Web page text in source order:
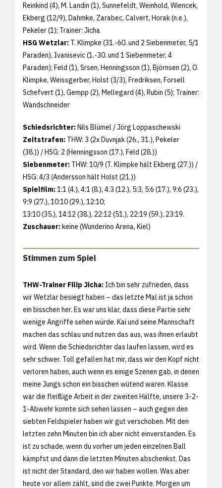
Reinkind (4), M. Landin (1), Sunnefeldt, Weinhold, Wiencek,
Ekberg (12/9), Dahmke, Zarabec, Calvert, Horak (n.e.),
Pekeler (1); Trainer: Jicha
HSG Wetzlar: T. Klimpke (31.-60. und 2 Siebenmeter, 5/1
Paraden), Ivanisevic (1.-30. und 1 Siebenmeter, 4
Paraden); Feld (1), Srsen, Henningsson (1), Björnsen (2), O.
Klimpke, Weissgerber, Holst (3/3), Fredriksen, Forsell
Schefvert (1), Gempp (2), Mellegard (4), Rubin (5); Trainer:
Wandschneider
Schiedsrichter:Nils Blümel / Jörg Loppaschewski
Zeitstrafen: THW: 3 (2x Duvnjak (26., 31.), Pekeler
(38.)) / HSG: 2 (Henningsson (17.), Feld (28.))
Siebenmeter: THW: 10/9 (T. Klimpke hält Ekberg (27.)) /
HSG: 4/3 (Andersson hält Holst (21.))
Spielfilm:1:1 (4.), 4:1 (8.), 4:3 (12.), 5:3, 5:6 (17.), 9:6 (23.),
9:9 (27.), 10:10 (29.), 12:10;
13:10 (35.), 14:12 (38.), 22:12 (51.), 22:19 (59.), 23:19.
Zuschauer:keine (Wunderino Arena, Kiel)
Stimmen zum Spiel
THW-Trainer Filip Jicha: Ich bin sehr zufrieden, dass
wir Wetzlar besiegt haben – das letzte Mal ist ja schon
ein bisschen her. Es war uns klar, dass diese Partie sehr
wenige Angriffe sehen würde. Kai und seine Mannschaft
machen das schlau und nutzen das aus, was ihnen erlaubt
wird. Wenn die Schiedsrichter das laufen lassen, wird es
sehr schwer. Toll gefallen hat mir, dass wir den Kopf nicht
verloren haben, auch wenn es einige Szenen gab, in denen
meine Jungs schon ein bisschen wütend waren. Klasse
war die fleißige Arbeit in der zweiten Hälfte, unsere 3-2-
1-Abwehr konnte sich sehen lassen – auch gegen den
siebten Feldspieler haben wir gut verschoben. Mit den
letzten zehn Minuten bin ich aber nicht einverstanden. Es
ist zu schade, wenn du vorher um jeden einzelnen Ball
kämpfst und dann die letzten Minuten abschenkst. Das
ist nicht der Standard, den wir haben wollen. Was aber
heute vor allem zählt, sind die zwei Punkte. Morgen um